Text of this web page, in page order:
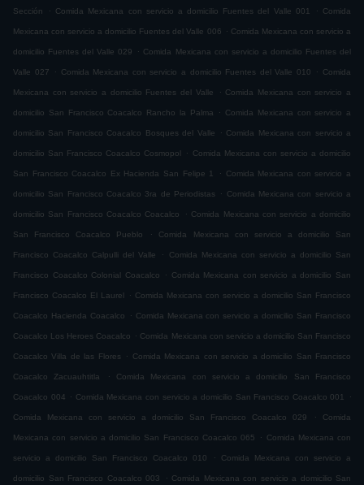
Sección . Comida Mexicana con servicio a domicilio Fuentes del Valle 001 . Comida
Mexicana con servicio a domicilio Fuentes del Valle 006 . Comida Mexicana con servicio a
domicilio Fuentes del Valle 029 . Comida Mexicana con servicio a domicilio Fuentes del
Valle 027 . Comida Mexicana con servicio a domicilio Fuentes del Valle 010 . Comida
Mexicana con servicio a domicilio Fuentes del Valle . Comida Mexicana con servicio a
domicilio San Francisco Coacalco Rancho la Palma . Comida Mexicana con servicio a
domicilio San Francisco Coacalco Bosques del Valle . Comida Mexicana con servicio a
domicilio San Francisco Coacalco Cosmopol . Comida Mexicana con servicio a domicilio
San Francisco Coacalco Ex Hacienda San Felipe 1 . Comida Mexicana con servicio a
domicilio San Francisco Coacalco 3ra de Periodistas . Comida Mexicana con servicio a
domicilio San Francisco Coacalco Coacalco . Comida Mexicana con servicio a domicilio
San Francisco Coacalco Pueblo . Comida Mexicana con servicio a domicilio San
Francisco Coacalco Calpulli del Valle . Comida Mexicana con servicio a domicilio San
Francisco Coacalco Colonial Coacalco . Comida Mexicana con servicio a domicilio San
Francisco Coacalco El Laurel . Comida Mexicana con servicio a domicilio San Francisco
Coacalco Hacienda Coacalco . Comida Mexicana con servicio a domicilio San Francisco
Coacalco Los Heroes Coacalco . Comida Mexicana con servicio a domicilio San Francisco
Coacalco Villa de las Flores . Comida Mexicana con servicio a domicilio San Francisco
Coacalco Zacuauhtitla . Comida Mexicana con servicio a domicilio San Francisco
Coacalco 004 . Comida Mexicana con servicio a domicilio San Francisco Coacalco 001 .
Comida Mexicana con servicio a domicilio San Francisco Coacalco 029 . Comida
Mexicana con servicio a domicilio San Francisco Coacalco 065 . Comida Mexicana con
servicio a domicilio San Francisco Coacalco 010 . Comida Mexicana con servicio a
domicilio San Francisco Coacalco 003 . Comida Mexicana con servicio a domicilio San